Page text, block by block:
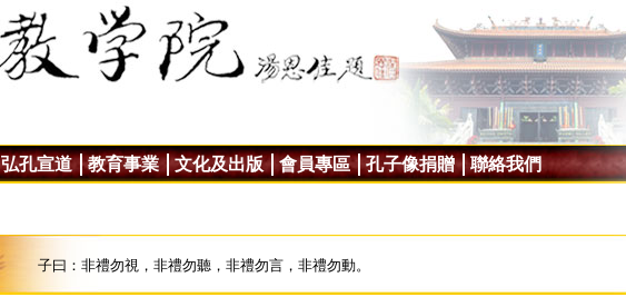
弘孔宣道 教育事業 文化及出版 會員專區 孔子像捐贈 聯絡我們
子曰：非禮勿視，非禮勿聽，非禮勿言，非禮勿動。